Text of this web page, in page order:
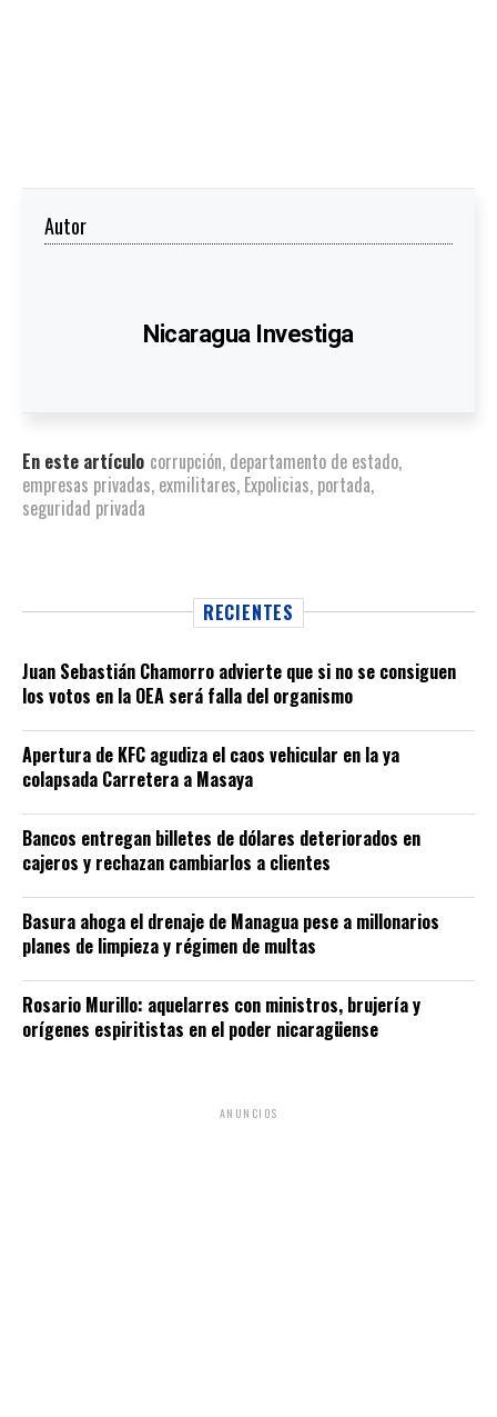
Autor
Nicaragua Investiga
En este artículo corrupción, departamento de estado,
empresas privadas, exmilitares, Expolicias, portada,
seguridad privada
RECIENTES
Juan Sebastián Chamorro advierte que si no se consiguen
los votos en la OEA será falla del organismo
Apertura de KFC agudiza el caos vehicular en la ya
colapsada Carretera a Masaya
Bancos entregan billetes de dólares deteriorados en
cajeros y rechazan cambiarlos a clientes
Basura ahoga el drenaje de Managua pese a millonarios
planes de limpieza y régimen de multas
Rosario Murillo: aquelarres con ministros, brujería y
orígenes espiritistas en el poder nicaragüense
ANUNCIOS